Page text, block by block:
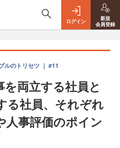
ログイン
新規
会員登録
ルのトリセツ ｜ #11
両立する社員と
る社員、それぞれ
人事評価のポイン